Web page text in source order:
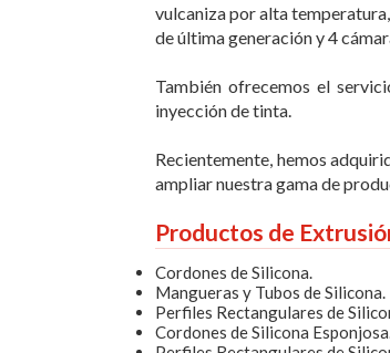
vulcaniza por alta
de última generación y 4
También ofrecemos el
inyección de tinta.
Recientemente, hemos
ampliar nuestra gama de
Productos de
Cordones de Silicona
Mangueras y Tubos de Silicona
Perfiles Rectangulares de
Cordones de Silicona Esponjosa